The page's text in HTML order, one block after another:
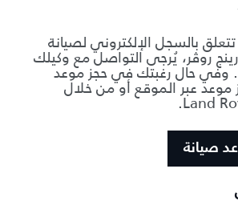
بالسجل الإلكتروني لصيانة
روڤر، يُرجى التواصل مع وكيلك
وفي حال رغبتك في حجز موعد
موعد عبر الموقع أو من خلال
صيانة